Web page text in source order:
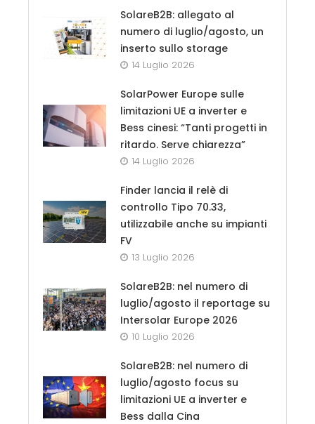
SolareB2B: allegato al
numero di luglio/agosto, un
inserto sullo storage
14 Luglio 2026
SolarPower Europe sulle
limitazioni UE a inverter e
Bess cinesi: “Tanti progetti in
ritardo. Serve chiarezza”
14 Luglio 2026
Finder lancia il relè di
controllo Tipo 70.33,
utilizzabile anche su impianti
FV
13 Luglio 2026
SolareB2B: nel numero di
luglio/agosto il reportage su
Intersolar Europe 2026
10 Luglio 2026
SolareB2B: nel numero di
luglio/agosto focus su
limitazioni UE a inverter e
Bess dalla Cina